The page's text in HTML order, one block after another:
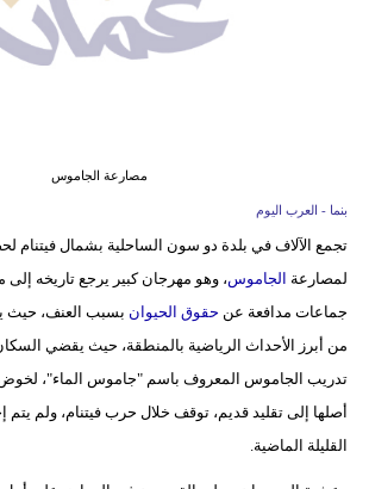
مصارعة الجاموس
بنما - العرب اليوم
تجمع الآلاف في بلدة دو سون الساحلية بشمال فيتنام
لمصارعة الجاموس، وهو مهرجان كبير يرجع تاريخه إلى
جماعات مدافعة عن حقوق الحيوان بسبب العنف، حيث
من أبرز الأحداث الرياضية بالمنطقة، حيث يقضي
تدريب الجاموس المعروف باسم "جاموس الماء"، لخوض
أصلها إلى تقليد قديم، توقف خلال حرب فيتنام، ولم يتم
القليلة الماضية.